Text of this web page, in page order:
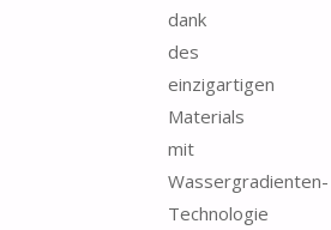
dank
des
einzigartigen
Materials
mit
Wassergradienten-
Technologie